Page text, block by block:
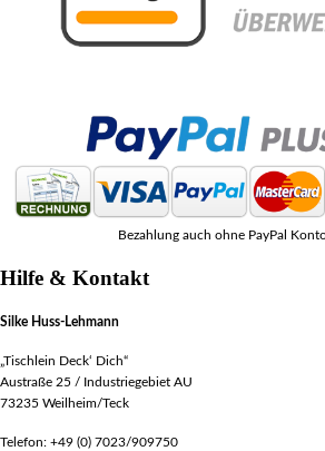
Bezahlung auch ohne PayPal
Hilfe & Kontakt
Silke Huss-Lehmann
„Tischlein Deck‘ Dich“
Austraße 25 / Industriegebiet AU
73235 Weilheim/Teck
Telefon: +49 (0) 7023/909750